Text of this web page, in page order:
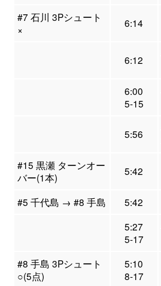
#7 石川 3Pシュート
×
6:14
6:12
6:00
5-15
5:56
#15 黒瀬 ターンオー
バー(1本)
5:42
#5 千代島 → #8 手島
5:42
5:27
5-17
#8 手島 3Pシュート
○(5点)
5:10
8-17